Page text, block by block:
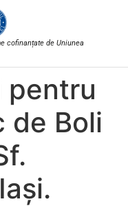
cofinanțate de Uniunea
pentru
de Boli